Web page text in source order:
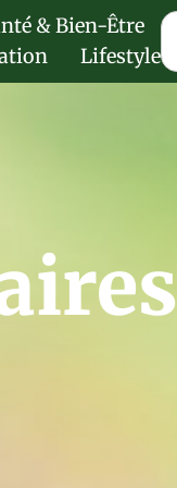
& Bien-Être
Lifestyle